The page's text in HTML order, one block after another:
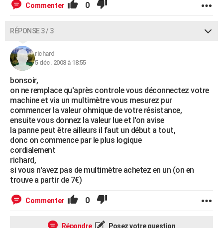
Commenter 0
RÉPONSE 3 / 3
richard
5 déc. 2008 à 18:55
bonsoir,
on ne remplace qu'après controle vous déconnectez votre
machine et via un multimètre vous mesurez pur
commencer la valeur ohmique de votre résistance,
ensuite vous donnez la valeur lue et l'on avise
la panne peut être ailleurs il faut un début a tout,
donc on commence par le plus logique
cordialement
richard,
si vous n'avez pas de multimètre achetez en un (on en
trouve a partir de 7€)
Commenter 0
Répondre Posez votre question